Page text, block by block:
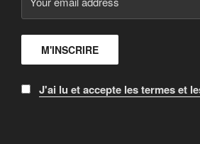
J'ai lu et accepte les termes et